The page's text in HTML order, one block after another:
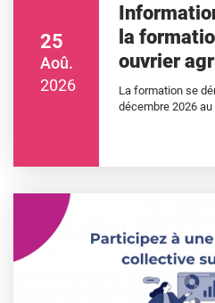
25
Aoû.
2026
la
ouvrier
La formation se
décembre 2026